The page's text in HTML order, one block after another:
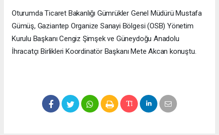
Oturumda Ticaret Bakanlığı Gümrükler Genel Müdürü Mustafa
Gümüş, Gaziantep Organize Sanayi Bölgesi (OSB) Yönetim
Kurulu Başkanı Cengiz Şimşek ve Güneydoğu Anadolu
İhracatçı Birlikleri Koordinatör Başkanı Mete Akcan konuştu.